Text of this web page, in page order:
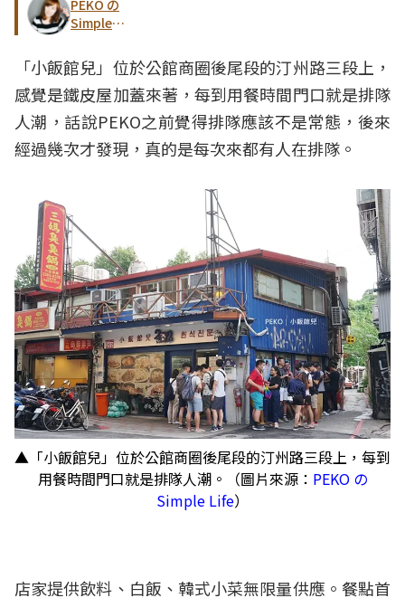
PEKO の
Simple
「小飯館兒」位於公館商圈後尾段的汀州路三段上，
感覺是鐵皮屋加蓋來著，每到用餐時間門口就是排隊
人潮，話說PEKO之前覺得排隊應該不是常態，後來
經過幾次才發現，真的是每次來都有人在排隊。
▲「小飯館兒」位於公館商圈後尾段的汀州路三段上，每到
用餐時間門口就是排隊人潮。（圖片來源： PEKO の
Simple Life）
店家提供飲料、白飯、韓式小菜無限量供應。餐點首